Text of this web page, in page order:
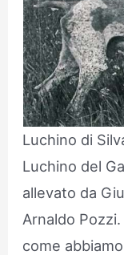
Luchino di
Luchino del
allevato da
Arnaldo
come